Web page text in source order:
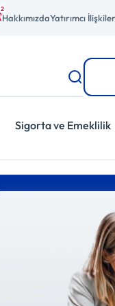
2
HakkımızdaYatırımcı
Sigorta ve Emeklilik